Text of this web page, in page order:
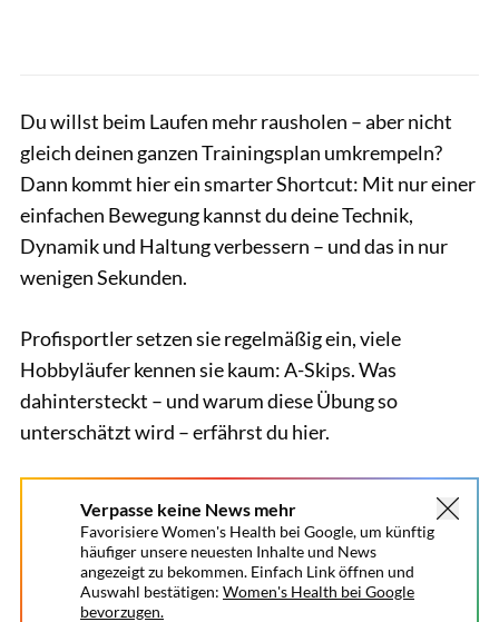
Du willst beim Laufen mehr rausholen – aber nicht
gleich deinen ganzen Trainingsplan umkrempeln?
Dann kommt hier ein smarter Shortcut: Mit nur einer
einfachen Bewegung kannst du deine Technik,
Dynamik und Haltung verbessern – und das in nur
wenigen Sekunden.
Profisportler setzen sie regelmäßig ein, viele
Hobbyläufer kennen sie kaum: A-Skips. Was
dahintersteckt – und warum diese Übung so
unterschätzt wird – erfährst du hier.
Verpasse keine News mehr
Favorisiere Women's Health bei Google, um künftig
häufiger unsere neuesten Inhalte und News
angezeigt zu bekommen. Einfach Link öffnen und
Auswahl bestätigen: Women's Health bei Google
bevorzugen.